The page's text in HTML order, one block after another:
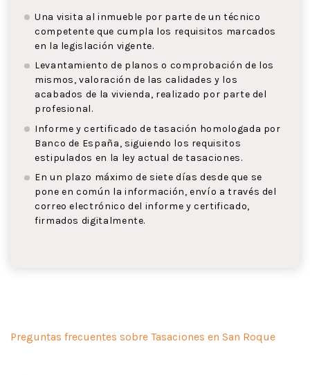
Una visita al inmueble por parte de un técnico
competente que cumpla los requisitos marcados
en la legislación vigente.
Levantamiento de planos o comprobación de los
mismos, valoración de las calidades y los
acabados de la vivienda, realizado por parte del
profesional.
Informe y certificado de tasación homologada por
Banco de España, siguiendo los requisitos
estipulados en la ley actual de tasaciones.
En un plazo máximo de siete días desde que se
pone en común la información, envío a través del
correo electrónico del informe y certificado,
firmados digitalmente.
Preguntas frecuentes sobre Tasaciones en San Roque